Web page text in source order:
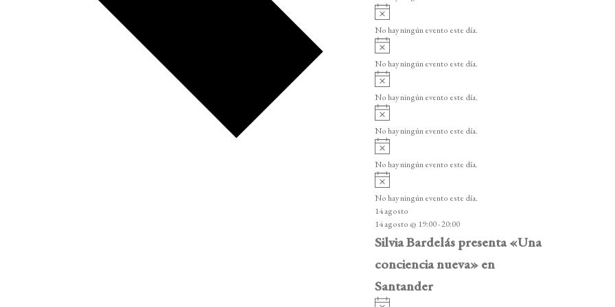
o
v
i
o
No hay ningún evento este día.
v
i
o
No hay ningún evento este día.
v
i
o
No hay ningún evento este día.
v
i
o
No hay ningún evento este día.
v
i
o
No hay ningún evento este día.
v
i
s
o
No hay ningún evento este día.
14 agosto
14 agosto @ 19:00-20:00
Silvia Bardelás presenta «Una
conciencia nueva» en
Santander
A